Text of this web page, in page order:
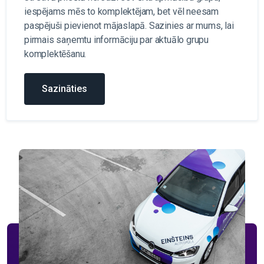
iespējams mēs to komplektējam, bet vēl neesam
paspējuši pievienot mājaslapā. Sazinies ar mums, lai
pirmais saņemtu informāciju par aktuālo grupu
komplektēšanu.
Sazināties